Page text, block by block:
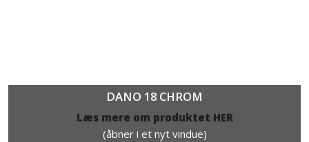
DANO 18 CHROM
Læs mere om produktet HER​
(åbner i et nyt vindue)